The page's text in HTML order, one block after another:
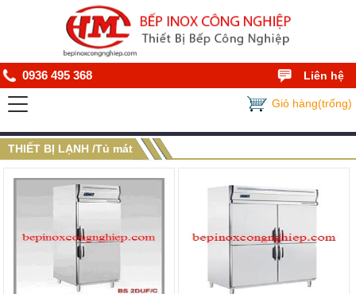
0936 495 368 Liên hệ
Giỏ hàng(trống)
THIẾT BỊ LẠNH /Tủ mát